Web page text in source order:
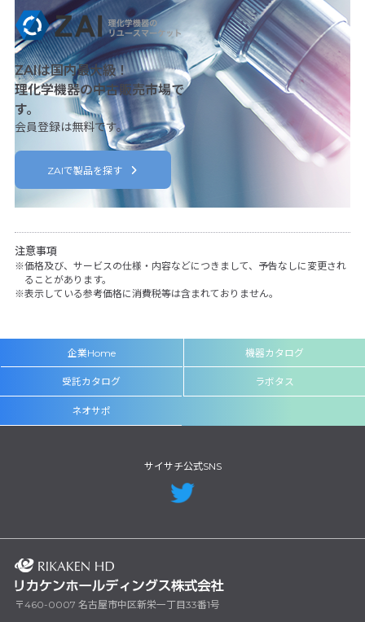
ZAIは国内最大級！
理化学機器の中古販売市場で
す。
会員登録は無料です。
ZAIで製品を探す
注意事項
価格及び、サービスの仕様・内容などにつきまして、予告なしに変更され
ることがあります。
表示している参考価格に消費税等は含まれておりません。
企業Home 機器カタログ
受託カタログ ラボタス
ネオサポ
サイサチ公式SNS
〒460-0007 名古屋市中区新栄一丁目33番1号